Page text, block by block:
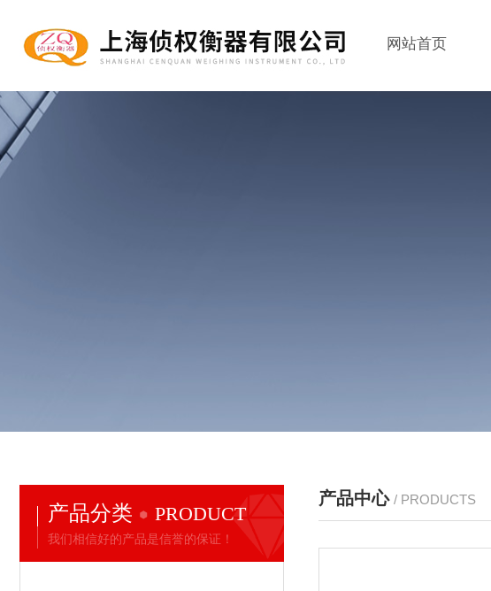
网站首页
产品分类 PRODUCT
我们相信好的产品是信誉的保证！
产品中心 / PRODUCTS